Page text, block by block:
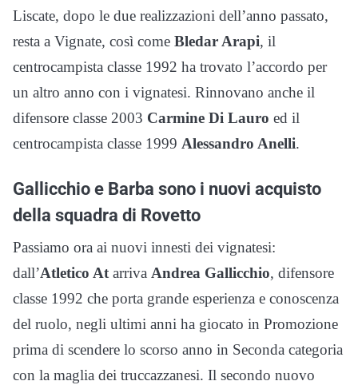
Liscate, dopo le due realizzazioni dell’anno passato,
resta a Vignate, così come Bledar Arapi, il
centrocampista classe 1992 ha trovato l’accordo per
un altro anno con i vignatesi. Rinnovano anche il
difensore classe 2003 Carmine Di Lauro ed il
centrocampista classe 1999 Alessandro Anelli.
Gallicchio e Barba sono i nuovi acquisto
della squadra di Rovetto
Passiamo ora ai nuovi innesti dei vignatesi:
dall’Atletico Atarriva Andrea Gallicchio, difensore
classe 1992 che porta grande esperienza e conoscenza
del ruolo, negli ultimi anni ha giocato in Promozione
prima di scendere lo scorso anno in Seconda categoria
con la maglia dei truccazzanesi. Il secondo nuovo